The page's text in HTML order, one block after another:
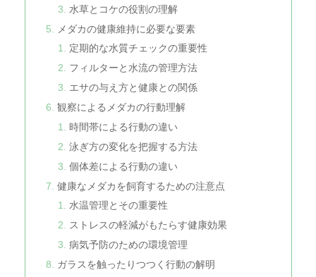
水草とコケの役割の理解
メダカの健康維持に必要な要素
定期的な水質チェックの重要性
フィルターと水流の管理方法
エサの与え方と健康との関係
観察によるメダカの行動理解
時間帯による行動の違い
泳ぎ方の変化を把握する方法
個体差による行動の違い
健康なメダカを飼育するための注意点
水温管理とその重要性
ストレスの軽減がもたらす健康効果
病気予防のための環境管理
ガラスを触ったりつつく行動の解明